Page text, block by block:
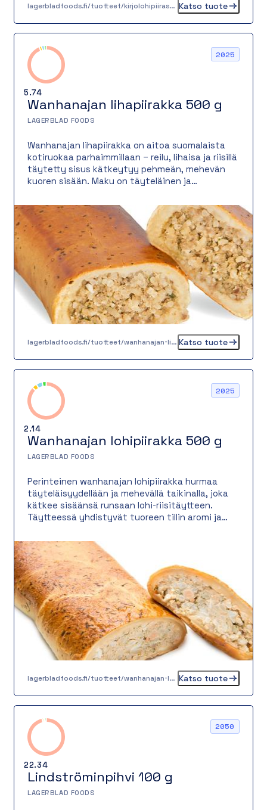
lagerbladfoods.fi/tuotteet/kirjolohipiiras-100-g Katso tuote
5.74
2025
Wanhanajan lihapiirakka 500 g
LAGERBLAD FOODS
Wanhanajan lihapiirakka on aitoa suomalaista
kotiruokaa parhaimmillaan – reilu, lihaisa ja riisillä
täytetty sisus kätkeytyy pehmeän, mehevän
kuoren sisään. Maku on täyteläinen ja
lihapiirakka on täyttävä ja maukas vaihtoehto
niin lounaaksi, iltapalaksi kuin noutopöydän
suolaiseksi tarjottavaksi.
lagerbladfoods.fi/tuotteet/wanhanajan-lihapiirakka-05-kg Katso tuote
2.14
2025
Wanhanajan lohipiirakka 500 g
LAGERBLAD FOODS
Perinteinen wanhanajan lohipiirakka hurmaa
täyteläisyydellään ja mehevällä taikinalla, joka
kätkee sisäänsä runsaan lohi-riisitäytteen.
Täytteessä yhdistyvät tuoreen tillin aromi ja
syvyyttä ja raikkautta. Tämä piirakka sopii
mainiosti lämpimäksi ateriaksi salaatin kera,
mutta toimii myös erinomaisesti noutopöydän
suolaisena tarjottavana, kokousten tarjoilussa
tai vaikkapa täyttävänä välipalana.
lagerbladfoods.fi/tuotteet/wanhanajan-lohipiirakka-05-kg Katso tuote
22.34
2050
Lindströminpihvi 100 g
LAGERBLAD FOODS